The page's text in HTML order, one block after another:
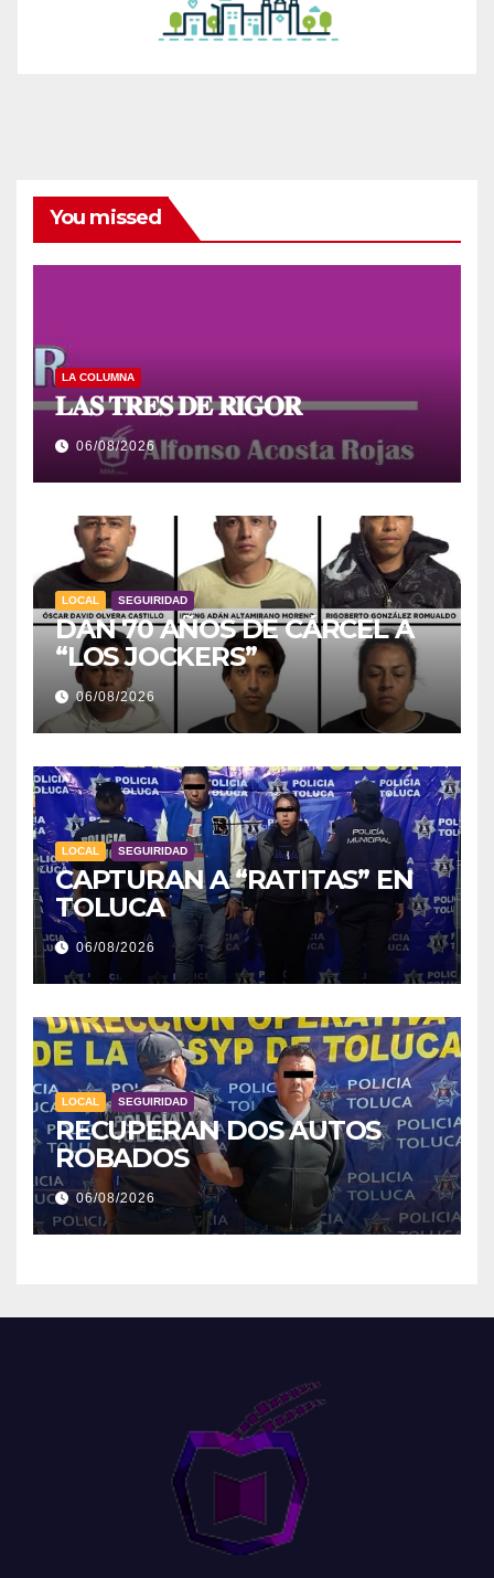
You missed
LA COLUMNA
𝐋𝐀𝐒 𝐓𝐑𝐄𝐒 𝐃𝐄 𝐑𝐈𝐆𝐎𝐑
06/08/2026
LOCAL SEGUIRIDAD
DAN 70 AÑOS DE CÁRCEL A
“LOS JOCKERS”
06/08/2026
LOCAL SEGUIRIDAD
CAPTURAN A “RATITAS” EN
TOLUCA
06/08/2026
LOCAL SEGUIRIDAD
RECUPERAN DOS AUTOS
ROBADOS
06/08/2026